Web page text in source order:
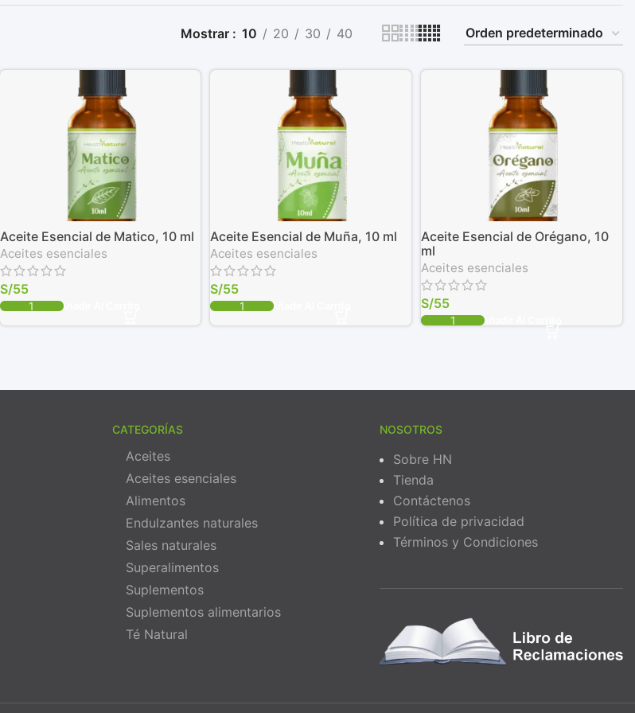
Mostrar 10 20 30 40
Aceite Esencial de Matico, 10 ml
Aceites esenciales
S/55
Añadir Al Carrito
Aceite Esencial de Muña, 10 ml
Aceites esenciales
S/55
Añadir Al Carrito
Aceite Esencial de Orégano, 10
ml
Aceites esenciales
S/55
Añadir Al Carrito
CATEGORÍAS
Aceites
Aceites esenciales
Alimentos
Endulzantes naturales
Sales naturales
Superalimentos
Suplementos
Suplementos alimentarios
Té Natural
NOSOTROS
Sobre HN
Tienda
Contáctenos
Política de privacidad
Términos y Condiciones